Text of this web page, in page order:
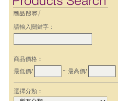
請輸入關鍵字：
商品價格：
最低價/
~ 最高價/
選擇分類：